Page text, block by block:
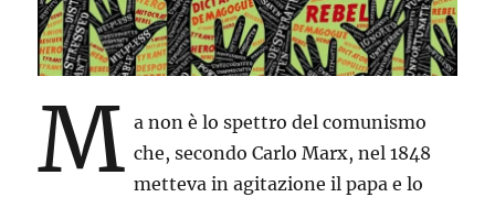
M a non è lo spettro del comunismo
che, secondo Carlo Marx, nel 1848
metteva in agitazione il papa e lo